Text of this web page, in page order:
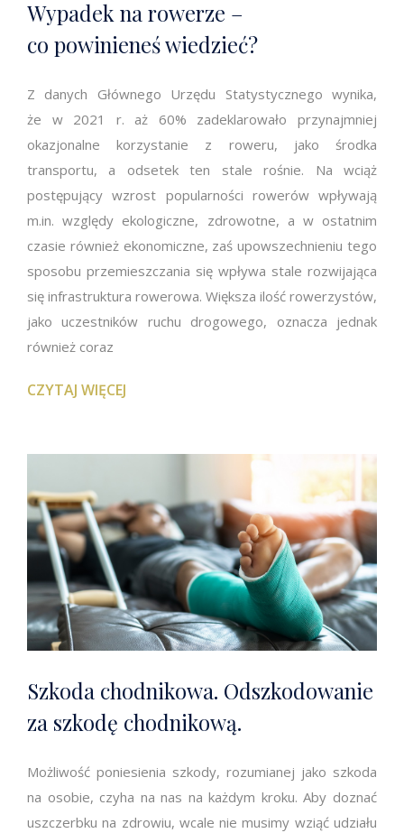
Wypadek na rowerze –
co powinieneś wiedzieć?
Z danych Głównego Urzędu Statystycznego wynika,
że w 2021 r. aż 60% zadeklarowało przynajmniej
okazjonalne korzystanie z roweru, jako środka
transportu, a odsetek ten stale rośnie. Na wciąż
postępujący wzrost popularności rowerów wpływają
m.in. względy ekologiczne, zdrowotne, a w ostatnim
czasie również ekonomiczne, zaś upowszechnieniu tego
sposobu przemieszczania się wpływa stale rozwijająca
się infrastruktura rowerowa. Większa ilość rowerzystów,
jako uczestników ruchu drogowego, oznacza jednak
również coraz
CZYTAJ WIĘCEJ
Szkoda chodnikowa. Odszkodowanie
za szkodę chodnikową.
Możliwość poniesienia szkody, rozumianej jako szkoda
na osobie, czyha na nas na każdym kroku. Aby doznać
uszczerbku na zdrowiu, wcale nie musimy wziąć udziału